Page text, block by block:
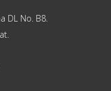
DL No. B8.